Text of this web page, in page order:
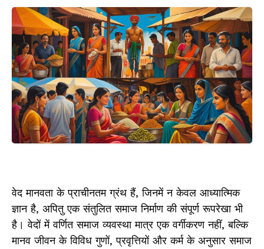
वेद मानवता के प्राचीनतम ग्रंथ हैं, जिनमें न केवल आध्यात्मिक
ज्ञान है, अपितु एक संतुलित समाज निर्माण की संपूर्ण रूपरेखा भी
है। वेदों में वर्णित समाज व्यवस्था मात्र एक वर्गीकरण नहीं, बल्कि
मानव जीवन के विविध गुणों, प्रवृत्तियों और कर्म के अनुसार समाज